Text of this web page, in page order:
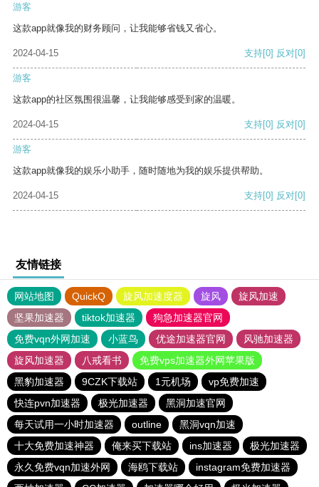
游客
这款app就像我的财务顾问，让我能够省钱又省心。
2024-04-15 支持[0] 反对[0]
游客
这款app的社区氛围很温馨，让我能够感受到家的温暖。
2024-04-15 支持[0] 反对[0]
游客
这款app就像我的娱乐小助手，随时随地为我的娱乐提供帮助。
2024-04-15 支持[0] 反对[0]
友情链接
网站地图 QuickQ 旋风加速度器 旋风
旋风加速
坚果加速器
tiktok加速器
狗急加速器官网
免费vqn外网加速
小蓝鸟 优途加速器官网
风驰加速器
旋风加速器
八戒看书
免费vps加速器外网苹果版
黑豹加速器
9CZK下载站 1元机场
vp免费加速
快连pvn加速器
极光加速器
黑洞加速官网
每天试用一小时加速器
outline
黑洞vqn加速
十大免费加速神器
俺来买下载站 ins加速器
极光加速器
永久免费vqn加速外网
海鸥下载站
instagram免费加速器